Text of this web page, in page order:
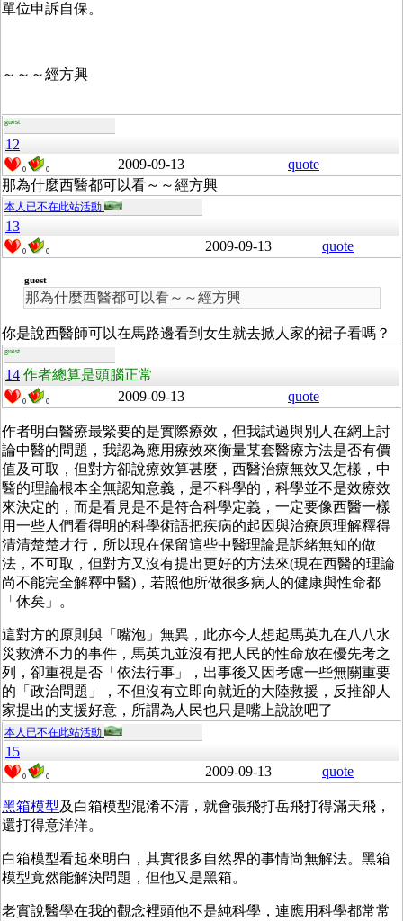
單位申訴自保。
～～～經方興
guest
12
0 0 2009-09-13
quote
那為什麼西醫都可以看～～經方興
本人已不在此站活動
13
0 0 2009-09-13 quote
guest
那為什麼西醫都可以看～～經方興
你是說西醫師可以在馬路邊看到女生就去掀人家的裙子看嗎？
guest
14 作者總算是頭腦正常
0 0 2009-09-13 quote
作者明白醫療最緊要的是實際療效，但我試過與別人在網上討
論中醫的問題，我認為應用療效來衡量某套醫療方法是否有價
值及可取，但對方卻說療效算甚麼，西醫治療無效又怎樣，中
醫的理論根本全無認知意義，是不科學的，科學並不是效療效
來決定的，而是看見是不是符合科學定義，一定要像西醫一樣
用一些人們看得明的科學術語把疾病的起因與治療原理解釋得
清清楚楚才行，所以現在保留這些中醫理論是訴緒無知的做
法，不可取，但對方又沒有提出更好的方法來(現在西醫的理論
尚不能完全解釋中醫)，若照他所做很多病人的健康與性命都
「休矣」。
這對方的原則與「嘴泡」無異，此亦今人想起馬英九在八八水
災救濟不力的事件，馬英九並沒有把人民的性命放在優先考之
列，卻重視是否「依法行事」，出事後又因考慮一些無關重要
的「政治問題」，不但沒有立即向就近的大陸救援，反推卻人
家提出的支援好意，所謂為人民也只是嘴上說說吧了
本人已不在此站活動
15
0 0 2009-09-13 quote
黑箱模型及白箱模型混淆不清，就會張飛打岳飛打得滿天飛，
還打得意洋洋。
白箱模型看起來明白，其實很多自然界的事情尚無解法。黑箱
模型竟然能解決問題，但他又是黑箱。
老實說醫學在我的觀念裡頭他不是純科學，連應用科學都常常